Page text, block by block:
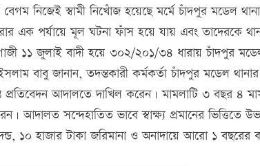
নিজেই স্বামী নিখোঁজ হয়েছে মর্মে চাঁদপুর মডেল
এক পর্যায়ে মূল ঘটনা ফাঁস হয়ে যায় এবং তাদেরকে
১১ জুলাই বাদী হয়ে ৩০২/২০১/৩৪ ধারায় চাঁদপুর
বাবু জানান, তদন্তকারী কর্মকর্তা চাঁদপুর মডেল
আদালতে দাখিল করেন। মামলাটি ৩ বছর ৪
আদালত সন্দেহাতিত ভাবে স্বাক্ষ্য প্রমানের ভিত্তিতে
১০ হাজার টাকা জরিমানা ও অনাদায়ে আরো ১ বছরের